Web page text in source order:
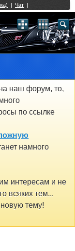
наш форум, то,
по ссылке
намного
интересам и не
всяких тем...
тему!
21 22 23 24 25 26
39 40 41 42 43